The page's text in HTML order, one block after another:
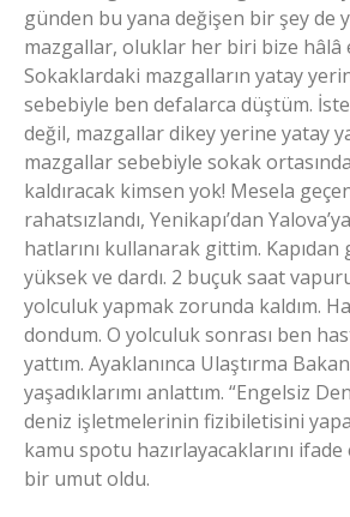
günden bu yana değişen bir şey de
mazgallar, oluklar her biri bize hâlâ
Sokaklardaki mazgalların yatay
sebebiyle ben defalarca düştüm.
değil, mazgallar dikey yerine yatay
mazgallar sebebiyle sokak
kaldıracak kimsen yok! Mesela
rahatsızlandı, Yenikapı’dan
hatlarını kullanarak gittim.
yüksek ve dardı. 2 buçuk saat
yolculuk yapmak zorunda kaldım.
dondum. O yolculuk sonrası ben
yattım. Ayaklanınca Ulaştırma
yaşadıklarımı anlattım. “Engelsiz
deniz işletmelerinin fizibiletisini
kamu spotu hazırlayacaklarını
bir umut oldu.